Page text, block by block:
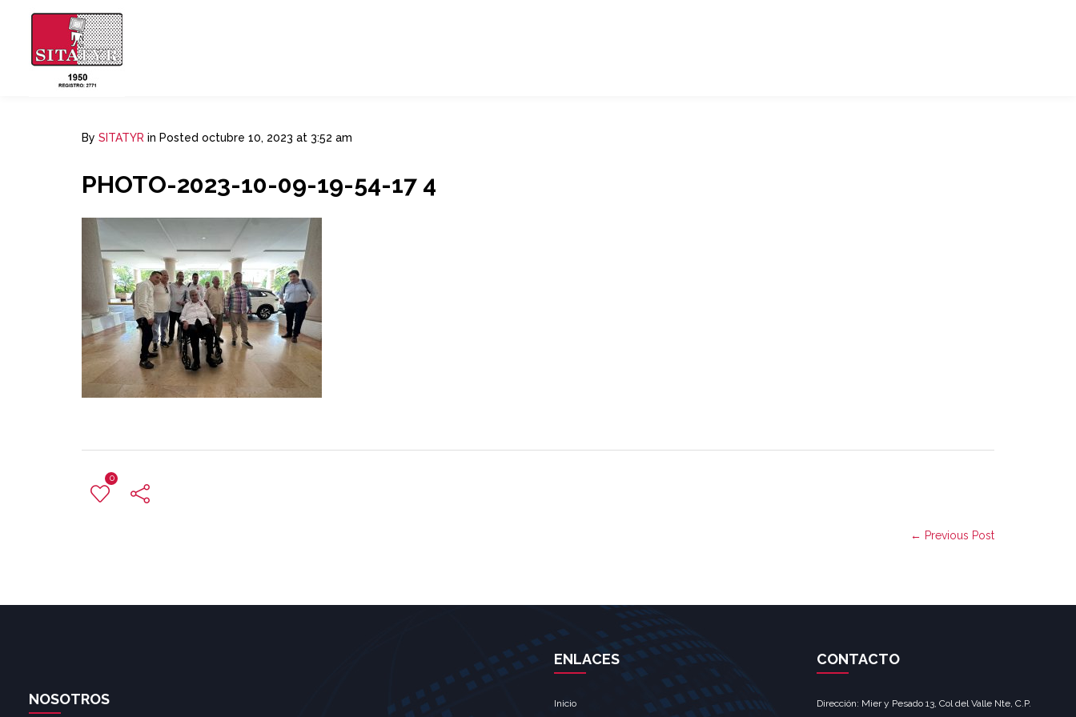
By SITATYR in Posted octubre 10, 2023 at 3:52 am
PHOTO-2023-10-09-19-54-17 4
0
← Previous Post
NOSOTROS
ENLACES
Inicio
CONTACTO
Dirección: Mier y Pesado 13, Col del Valle Nte, C.P.